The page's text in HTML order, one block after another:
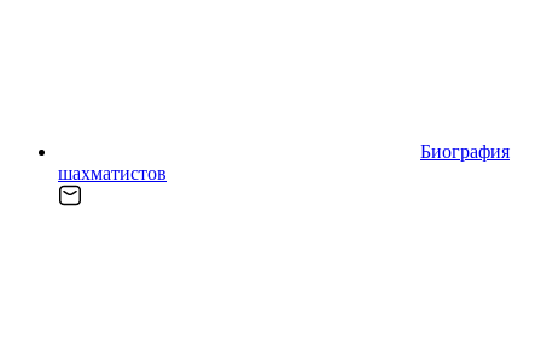
Биография
шахматистов